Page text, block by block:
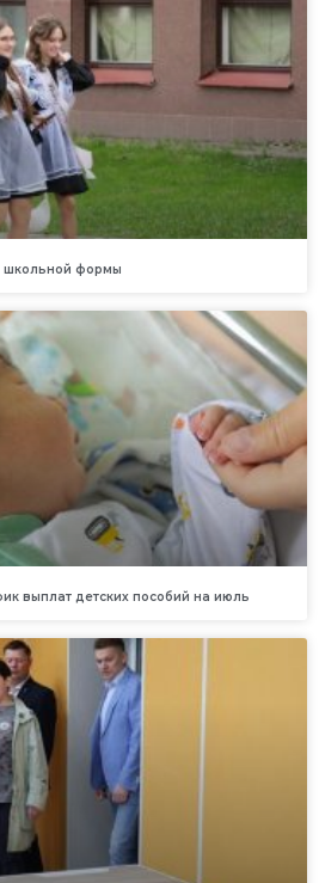
школьной формы
выплат детских пособий на июль